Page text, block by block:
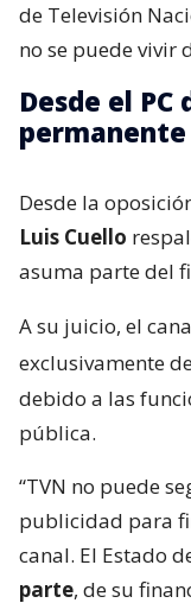
de Televisión
no se puede vivir
Desde el
permanente
Desde la
Luis Cuello
asuma parte del
A su juicio, el
exclusivamente
debido a las
pública.
“TVN no puede
publicidad para
canal. El Estado
parte, de su